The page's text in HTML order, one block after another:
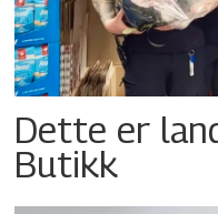
Dette er
Butikk